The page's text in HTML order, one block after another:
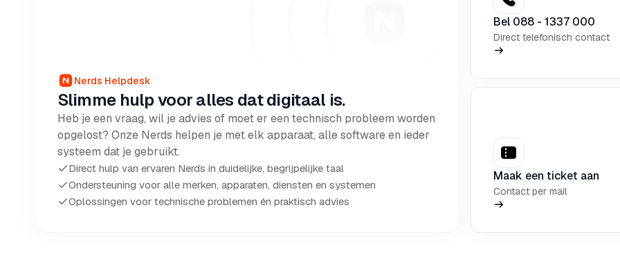
Nerds Helpdesk
Slimme hulp voor alles dat digitaal is.
Heb je een vraag, wil je advies of moet er een technisch probleem worden
opgelost? Onze Nerds helpen je met elk apparaat, alle software en ieder
systeem dat je gebruikt.
Direct hulp van ervaren Nerds in duidelijke, begrijpelijke taal
Ondersteuning voor alle merken, apparaten, diensten en systemen
Oplossingen voor technische problemen én praktisch advies
Bel 088 - 1337 000
Direct telefonisch contact
Maak een ticket aan
Contact per mail